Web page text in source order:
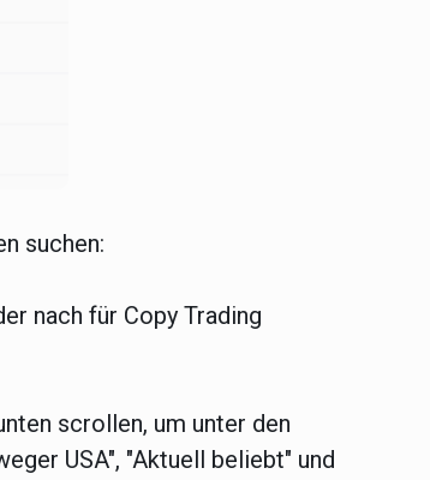
suchen:
nach für Copy Trading
scrollen, um unter den
USA", "Aktuell beliebt" und